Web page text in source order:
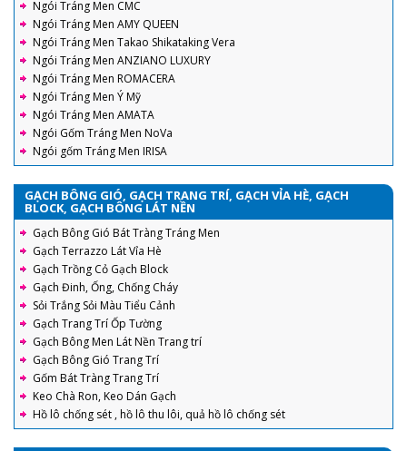
Ngói Tráng Men CMC
Ngói Tráng Men AMY QUEEN
Ngói Tráng Men Takao Shikataking Vera
Ngói Tráng Men ANZIANO LUXURY
Ngói Tráng Men ROMACERA
Ngói Tráng Men Ý Mỹ
Ngói Tráng Men AMATA
Ngói Gốm Tráng Men NoVa
Ngói gốm Tráng Men IRISA
GẠCH BÔNG GIÓ, GẠCH TRANG TRÍ, GẠCH VỈA HÈ, GẠCH
BLOCK, GẠCH BÔNG LÁT NỀN
Gạch Bông Gió Bát Tràng Tráng Men
Gạch Terrazzo Lát Vỉa Hè
Gạch Trồng Cỏ Gạch Block
Gạch Đinh, Ống, Chống Cháy
Sỏi Trắng Sỏi Màu Tiểu Cảnh
Gạch Trang Trí Ốp Tường
Gạch Bông Men Lát Nền Trang trí
Gạch Bông Gió Trang Trí
Gốm Bát Tràng Trang Trí
Keo Chà Ron, Keo Dán Gạch
Hồ lô chống sét , hồ lô thu lôi, quả hồ lô chống sét